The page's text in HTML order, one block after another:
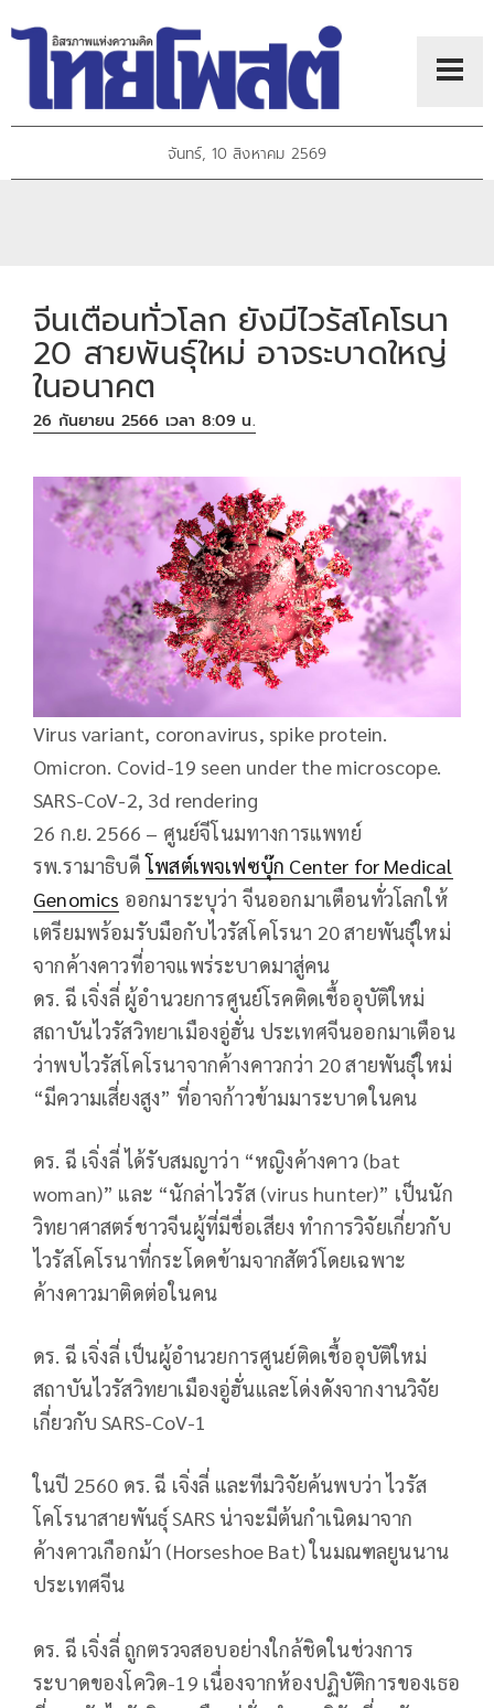
จันทร์, 10 สิงหาคม 2569
จีนเตือนทั่วโลก ยังมีไวรัสโคโรนา
20 สายพันธุ์ใหม่ อาจระบาดใหญ่
ในอนาคต
26 กันยายน 2566 เวลา 8:09 น.
Virus variant, coronavirus, spike protein.
Omicron. Covid-19 seen under the microscope.
SARS-CoV-2, 3d rendering
26 ก.ย. 2566 – ศูนย์จีโนมทางการแพทย์
รพ.รามาธิบดีโพสต์เพจเฟซบุ๊ก Center for Medical
Genomics ออกมาระบุว่า จีนออกมาเตือนทั่วโลกให้
เตรียมพร้อมรับมือกับไวรัสโคโรนา 20 สายพันธุ์ใหม่
จากค้างคาวที่อาจแพร่ระบาดมาสู่คน
ดร. ฉี เจิ่งลี่ ผู้อํานวยการศูนย์โรคติดเชื้ออุบัติใหม่
สถาบันไวรัสวิทยาเมืองอู่ฮั่น ประเทศจีนออกมาเตือน
ว่าพบไวรัสโคโรนาจากค้างคาวกว่า 20 สายพันธุ์ใหม่
“มีความเสี่ยงสูง” ที่อาจก้าวข้ามมาระบาดในคน
ดร. ฉี เจิ่งลี่ ได้รับสมญาว่า “หญิงค้างคาว (bat
woman)” และ “นักล่าไวรัส (virus hunter)” เป็นนัก
วิทยาศาสตร์ชาวจีนผู้ที่มีชื่อเสียง ทําการวิจัยเกี่ยวกับ
ไวรัสโคโรนาที่กระโดดข้ามจากสัตว์โดยเฉพาะ
ค้างคาวมาติดต่อในคน
ดร. ฉี เจิ่งลี่ เป็นผู้อํานวยการศูนย์ติดเชื้ออุบัติใหม่
สถาบันไวรัสวิทยาเมืองอู่ฮั่นและโด่งดังจากงานวิจัย
เกี่ยวกับ SARS-CoV-1
ในปี 2560 ดร. ฉี เจิ่งลี่ และทีมวิจัยค้นพบว่า ไวรัส
โคโรนาสายพันธุ์ SARS น่าจะมีต้นกําเนิดมาจาก
ค้างคาวเกือกม้า (Horseshoe Bat) ในมณฑลยูนนาน
ประเทศจีน
ดร. ฉี เจิ่งลี่ ถูกตรวจสอบอย่างใกล้ชิดในช่วงการ
ระบาดของโควิด-19 เนื่องจากห้องปฏิบัติการของเธอ